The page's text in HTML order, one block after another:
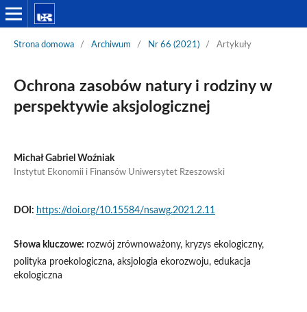
Strona domowa / Archiwum / Nr 66 (2021) / Artykuły
Ochrona zasobów natury i rodziny w
perspektywie aksjologicznej
Michał Gabriel Woźniak
Instytut Ekonomii i Finansów Uniwersytet Rzeszowski
DOI: https://doi.org/10.15584/nsawg.2021.2.11
Słowa kluczowe: rozwój zrównoważony, kryzys ekologiczny,
polityka proekologiczna, aksjologia ekorozwoju, edukacja
ekologiczna